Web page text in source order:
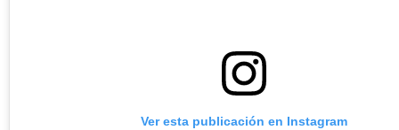
Ver esta publicación en Instagram